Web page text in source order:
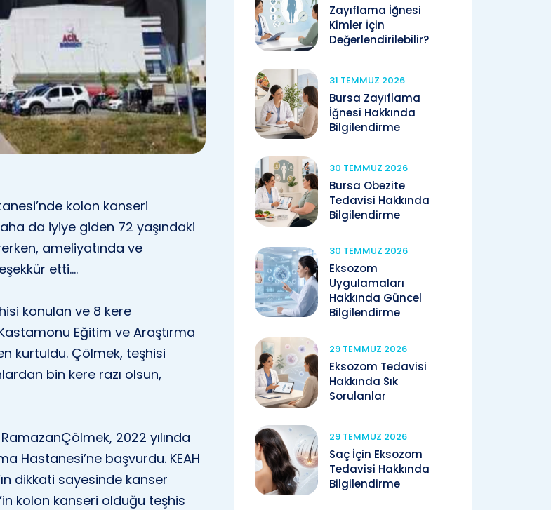
kolon kanseri
da iyiye giden 72 yaşındaki
ameliyatında ve
etti….
konulan ve 8 kere
Eğitim ve Araştırma
kurtuldu. Çölmek, teşhisi
bin kere razı olsun,
2022 yılında
Hastanesi’ne başvurdu. KEAH
dikkati sayesinde kanser
kolon kanseri olduğu teşhis
Zayıflama İğnesi
Kimler İçin
Değerlendirilebilir?
31 TEMMUZ 2026
Bursa Zayıflama
İğnesi Hakkında
Bilgilendirme
30 TEMMUZ 2026
Bursa Obezite
Tedavisi Hakkında
Bilgilendirme
30 TEMMUZ 2026
Eksozom
Uygulamaları
Hakkında Güncel
Bilgilendirme
29 TEMMUZ 2026
Eksozom Tedavisi
Hakkında Sık
Sorulanlar
29 TEMMUZ 2026
Saç İçin Eksozom
Tedavisi Hakkında
Bilgilendirme